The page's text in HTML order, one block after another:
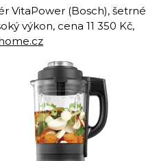
VitaPower (Bosch), šetrné
výkon, cena 11 350 Kč,